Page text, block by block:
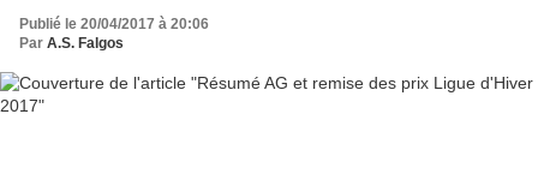
Publié le 20/04/2017 à 20:06
Par A.S. Falgos